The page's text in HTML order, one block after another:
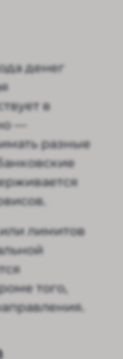
денег
в
—
разные
лимитов
того,